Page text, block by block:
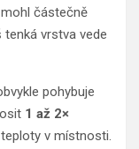
částečně
tenká vrstva vede
pohybuje
1 až 2×
v místnosti.